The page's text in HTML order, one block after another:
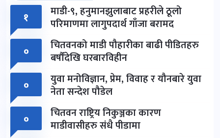
१ माडी-९, हनुमानझुलाबाट प्रहरीले ठूलो
परिमाणमा लागुपदार्थ गाँजा बरामद
०
चितवनको माडी पौहारीका बाढी पीडितहरु
बर्षौंदेखि घरबारविहीन
०
युवा मनोविज्ञान, प्रेम, विवाह र यौनबारे युवा
नेता सन्देश पौडेल
०
चितवन राष्ट्रिय निकुञ्जका कारण
माडीवासीहरु संधै पीडामा